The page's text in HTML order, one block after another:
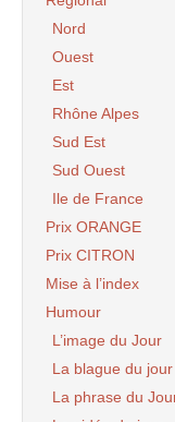
Nord
Ouest
Est
Rhône Alpes
Sud Est
Sud Ouest
Ile de France
Prix ORANGE
Prix CITRON
Mise à l’index
Humour
L’image du Jour
La blague du jour
La phrase du